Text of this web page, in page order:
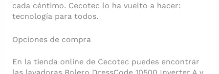
cada céntimo. Cecotec lo ha vuelto a hacer:
tecnología para todos.
Opciones de compra
En la tienda online de Cecotec puedes encontrar
las lavadoras Bolero DressCode 10500 Inverter A y